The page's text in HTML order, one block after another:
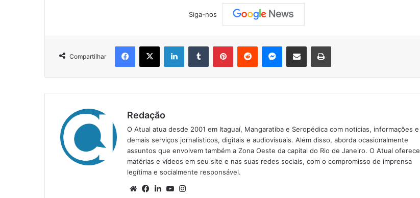
Siga-nos
Compartilhar
Redação
O Atual atua desde 2001 em Itaguaí, Mangaratiba e Seropédica com notícias, informações e
demais serviços jornalísticos, digitais e audiovisuais. Além disso, aborda ocasionalmente
assuntos que envolvem também a Zona Oeste da capital do Rio de Janeiro. O Atual oferece
matérias e vídeos em seu site e nas suas redes sociais, com o compromisso de imprensa
legítima e socialmente responsável.
We Fa Lin Yo